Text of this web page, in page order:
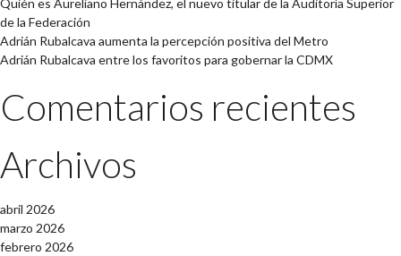
Quién es Aureliano Hernández, el nuevo titular de la Auditoría Superior
de la Federación
Adrián Rubalcava aumenta la percepción positiva del Metro
Adrián Rubalcava entre los favoritos para gobernar la CDMX
Comentarios recientes
Archivos
abril 2026
marzo 2026
febrero 2026